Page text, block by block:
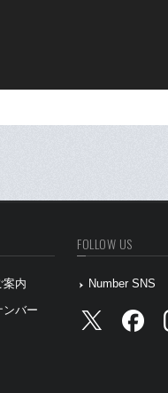
案内
ンバー
FOLLOW US
Number SNS